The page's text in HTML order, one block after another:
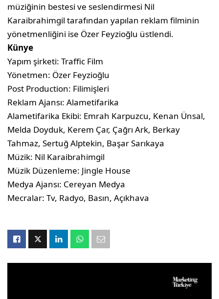
müziğinin bestesi ve seslendirmesi Nil
Karaibrahimgil tarafından yapılan reklam filminin
yönetmenliğini ise Özer Feyzioğlu üstlendi.
Künye
Yapım şirketi: Traffic Film
Yönetmen: Özer Feyzioğlu
Post Production: Filimişleri
Reklam Ajansı: Alametifarika
Alametifarika Ekibi: Emrah Karpuzcu, Kenan Ünsal,
Melda Doyduk, Kerem Çar, Çağrı Ark, Berkay
Tahmaz, Sertuğ Alptekin, Başar Sarıkaya
Müzik: Nil Karaibrahimgil
Müzik Düzenleme: Jingle House
Medya Ajansı: Cereyan Medya
Mecralar: Tv, Radyo, Basın, Açıkhava